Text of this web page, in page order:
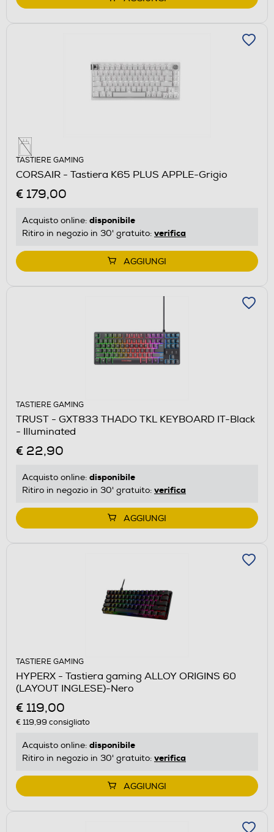
TASTIERE GAMING
CORSAIR - Tastiera K65 PLUS APPLE-Grigio
€ 179,00
Acquisto online: disponibile
Ritiro in negozio in 30' gratuito: verifica
AGGIUNGI
TASTIERE GAMING
TRUST - GXT833 THADO TKL KEYBOARD IT-Black
- Illuminated
€ 22,90
Acquisto online: disponibile
Ritiro in negozio in 30' gratuito: verifica
AGGIUNGI
TASTIERE GAMING
HYPERX - Tastiera gaming ALLOY ORIGINS 60
(LAYOUT INGLESE)-Nero
€ 119,00
€ 119,99 consigliato
Acquisto online: disponibile
Ritiro in negozio in 30' gratuito: verifica
AGGIUNGI